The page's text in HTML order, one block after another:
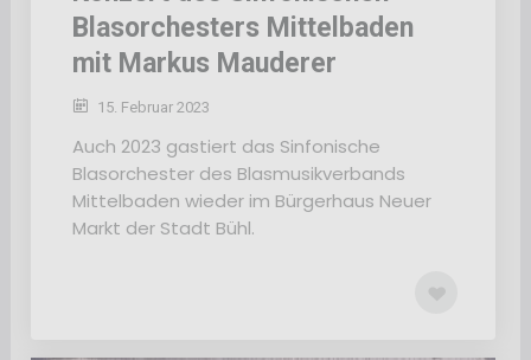
Blasorchesters Mittelbaden
mit Markus Mauderer
15. Februar 2023
Auch 2023 gastiert das Sinfonische
Blasorchester des Blasmusikverbands
Mittelbaden wieder im Bürgerhaus Neuer
Markt der Stadt Bühl.